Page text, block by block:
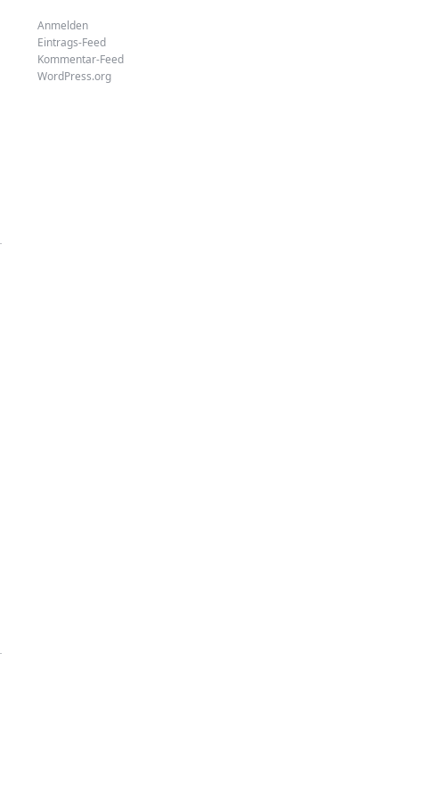
Anmelden
Eintrags-Feed
Kommentar-Feed
WordPress.org